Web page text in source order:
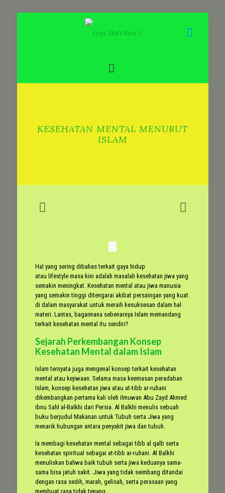
KESEHATAN MENTAL MENURUT
ISLAM
Hal yang sering dibahas terkait gaya hidup
atau lifestyle masa kini adalah masalah kesehatan jiwa yang
semakin meningkat. Kesehatan mental atau jiwa manusia
yang semakin tinggi ditengarai akibat persaingan yang kuat
di dalam masyarakat untuk meraih kesuksesan dalam hal
materi. Lantas, bagaimana sebenarnya Islam memandang
terkait kesehatan mental itu sendiri?
Sejarah Perkembangan Konsep
Kesehatan Mental dalam Islam
Islam ternyata juga mengenal konsep terkait kesehatan
mental atau kejiwaan. Selama masa keemasan peradaban
Islam, konsep kesehatan jiwa atau at-tibb ar-ruhani
dikembangkan pertama kali oleh ilmuwan Abu Zayd Ahmed
ibnu Sahl al-Balkhi dari Persia. Al Balkhi menulis sebuah
buku berjudul Makanan untuk Tubuh serta Jiwa yang
menarik hubungan antara penyakit jiwa dan tubuh.
Ia membagi kesehatan mental sebagai tibb al qalb serta
kesehatan spiritual sebagai at-tibb ar-ruhani. Al Balkhi
menuliskan bahwa baik tubuh serta jiwa keduanya sama-
sama bisa jatuh sakit. Jiwa yang tidak seimbang ditandai
dengan rasa sedih, marah, gelisah, serta perasaan yang
membuat rasa tidak tenang.